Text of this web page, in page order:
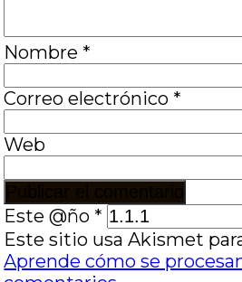
Nombre *
Correo electrónico *
Web
Este @ño *
Este sitio usa Akismet
Aprende cómo se